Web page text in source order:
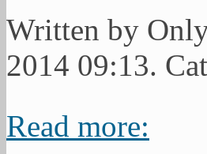
Written by
2014 09:13.
Read more: